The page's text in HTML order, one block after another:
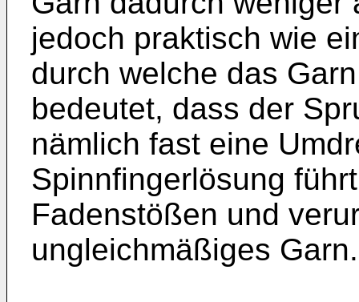
jedoch praktisch wie
durch welche das
bedeutet, dass der
nämlich fast eine
Spinnfingerlösung
Fadenstößen und
ungleichmäßiges Garn.